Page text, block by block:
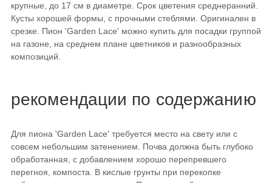
крупные, до 17 см в диаметре. Срок цветения среднеранний.
Кусты хорошей формы, с прочными стеблями. Оригинален в
срезке. Пион 'Garden Lace' можно купить для посадки группой
на газоне, на среднем плане цветников и разнообразных
композиций.
рекомендации по содержанию
Для пиона 'Garden Lace' требуется место на свету или с
совсем небольшим затенением. Почва должна быть глубоко
обработанная, с добавлением хорошо перепревшего
перегноя, компоста. В кислые грунты при перекопке